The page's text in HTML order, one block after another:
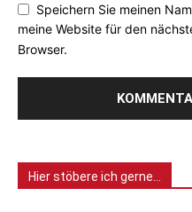
Speichern Sie meinen
meine Website für den
Browser.
Hier stöbere ich gerne…